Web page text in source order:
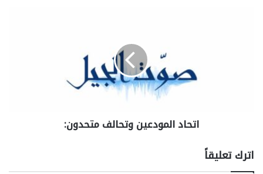
اتحاد المودعين وتحالف متحدون:
اترك تعليقاً